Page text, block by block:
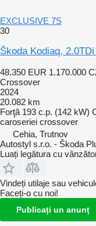
EXCLUSIVE 7S
30
Škoda Kodiaq,
48.350 EUR 1.170.000
Crossover
2024
20.082 km
Forţă 193 c.p. (142 kW)
caroseriei crossover
Cehia, Trutnov
Autostyl s.r.o. - Škoda
Luați legătura cu
Vindeți utilaje sau
Faceți-o cu noi!
Publicați un anunț